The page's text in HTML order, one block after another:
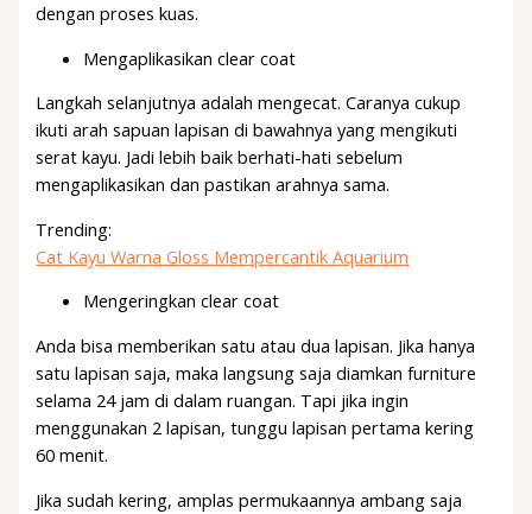
dengan proses kuas.
Mengaplikasikan clear coat
Langkah selanjutnya adalah mengecat. Caranya cukup
ikuti arah sapuan lapisan di bawahnya yang mengikuti
serat kayu. Jadi lebih baik berhati-hati sebelum
mengaplikasikan dan pastikan arahnya sama.
Trending:
Cat Kayu Warna Gloss Mempercantik Aquarium
Mengeringkan clear coat
Anda bisa memberikan satu atau dua lapisan. Jika hanya
satu lapisan saja, maka langsung saja diamkan furniture
selama 24 jam di dalam ruangan. Tapi jika ingin
menggunakan 2 lapisan, tunggu lapisan pertama kering
60 menit.
Jika sudah kering, amplas permukaannya ambang saja